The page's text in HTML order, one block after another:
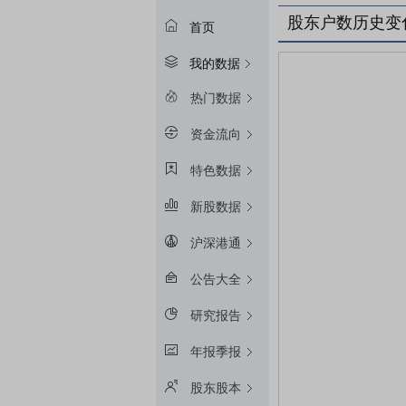
首页
我的数据
热门数据
资金流向
特色数据
新股数据
沪深港通
公告大全
研究报告
年报季报
股东股本
股东户数历史